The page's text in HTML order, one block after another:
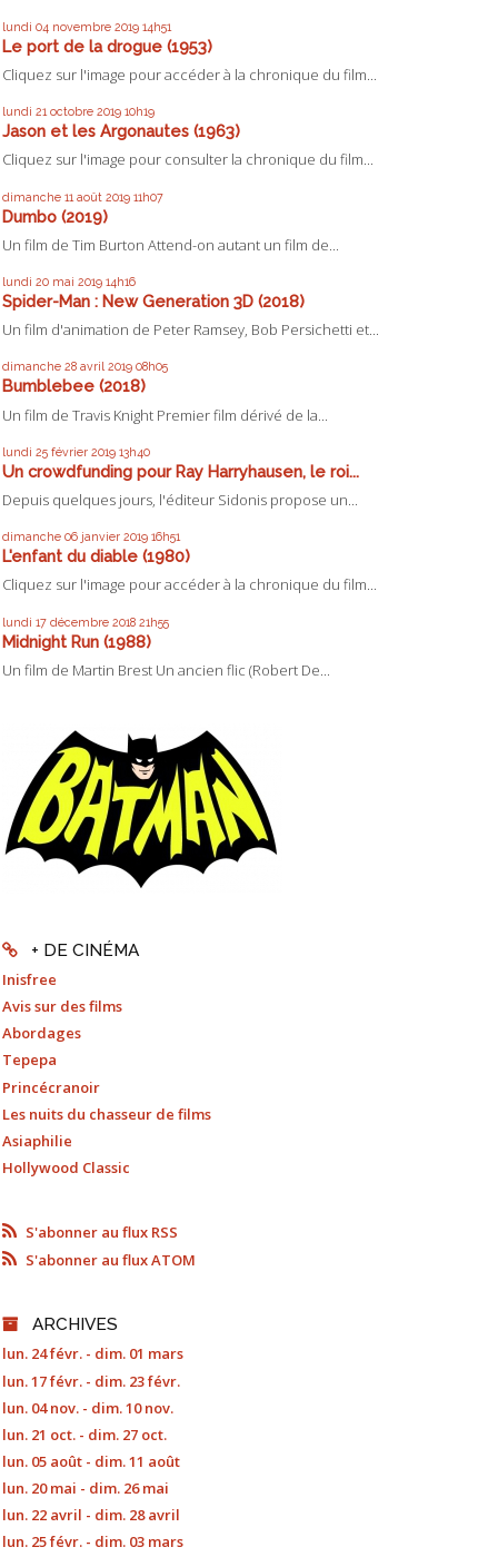
lundi 04 novembre 2019 14h51
Le port de la drogue (1953)
Cliquez sur l'image pour accéder à la chronique du film...
lundi 21 octobre 2019 10h19
Jason et les Argonautes (1963)
Cliquez sur l'image pour consulter la chronique du film...
dimanche 11 août 2019 11h07
Dumbo (2019)
Un film de Tim Burton Attend-on autant un film de...
lundi 20 mai 2019 14h16
Spider-Man : New Generation 3D (2018)
Un film d'animation de Peter Ramsey, Bob Persichetti et...
dimanche 28 avril 2019 08h05
Bumblebee (2018)
Un film de Travis Knight Premier film dérivé de la...
lundi 25 février 2019 13h40
Un crowdfunding pour Ray Harryhausen, le roi...
Depuis quelques jours, l'éditeur Sidonis propose un...
dimanche 06 janvier 2019 16h51
L'enfant du diable (1980)
Cliquez sur l'image pour accéder à la chronique du film...
lundi 17 décembre 2018 21h55
Midnight Run (1988)
Un film de Martin Brest Un ancien flic (Robert De...
+ DE CINÉMA
Inisfree
Avis sur des films
Abordages
Tepepa
Princécranoir
Les nuits du chasseur de films
Asiaphilie
Hollywood Classic
S'abonner au flux RSS
S'abonner au flux ATOM
ARCHIVES
lun. 24 févr. - dim. 01 mars
lun. 17 févr. - dim. 23 févr.
lun. 04 nov. - dim. 10 nov.
lun. 21 oct. - dim. 27 oct.
lun. 05 août - dim. 11 août
lun. 20 mai - dim. 26 mai
lun. 22 avril - dim. 28 avril
lun. 25 févr. - dim. 03 mars